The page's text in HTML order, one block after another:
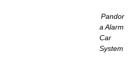
Pandor
a Alarm
Car
System